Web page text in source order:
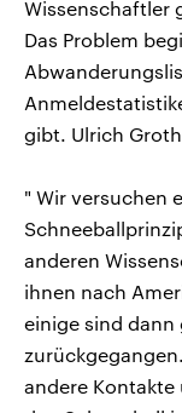
Wissenschaftler
Das Problem
gibt. Ulrich
" Wir versuchen
anderen
ihnen nach
einige sind dann
andere